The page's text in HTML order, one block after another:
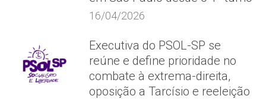
16/04/2026
Executiva do PSOL-SP se
reúne e define prioridade no
combate à extrema-direita,
oposição a Tarcísio e reeleição